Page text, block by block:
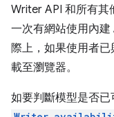
Writer API 和所有其
一次有網站使用內
際上，如果使用者
載至瀏覽器。
如要判斷模型是否